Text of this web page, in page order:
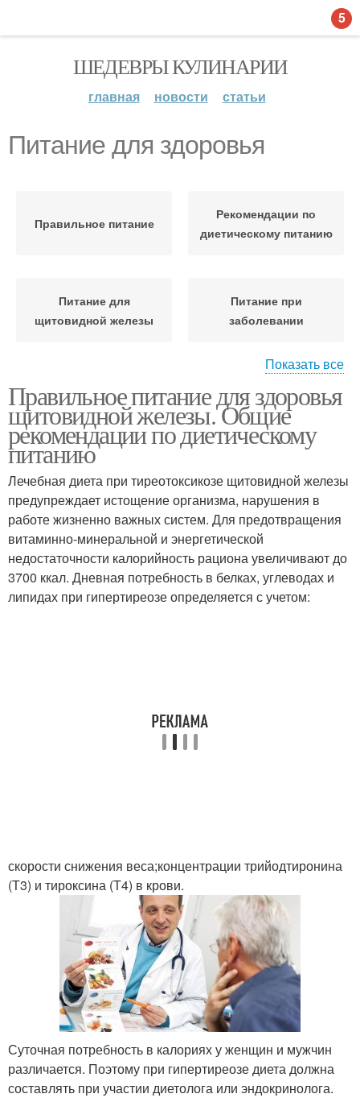
ШЕДЕВРЫ КУЛИНАРИИ
главная новости статьи
Питание для здоровья
Правильное питание
Рекомендации по
диетическому питанию
Питание для
щитовидной железы
Питание при
заболевании
гипертиреозе
Питание при узлах
Питание для улучшения Питание для молодости
Питание для чистой
кожи
Показать все
Правильное питание для здоровья
щитовидной железы. Общие
рекомендации по диетическому
питанию
Лечебная диета при тиреотоксикозе щитовидной железы
предупреждает истощение организма, нарушения в
работе жизненно важных систем. Для предотвращения
витаминно-минеральной и энергетической
недостаточности калорийность рациона увеличивают до
3700 ккал. Дневная потребность в белках, углеводах и
липидах при гипертиреозе определяется с учетом:
скорости снижения веса;концентрации трийодтиронина
(Т3) и тироксина (Т4) в крови.
Суточная потребность в калориях у женщин и мужчин
различается. Поэтому при гипертиреозе диета должна
составлять при участии диетолога или эндокринолога.
5